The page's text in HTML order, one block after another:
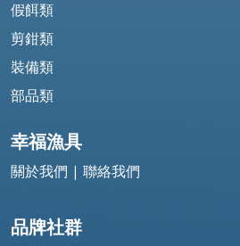
假餌類
剪鉗類
裝備類
部品類
幸福漁具
關於我們 | 聯絡我們
品牌社群